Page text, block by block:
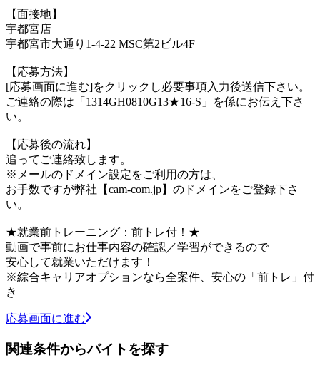
【面接地】
宇都宮店
宇都宮市大通り1-4-22 MSC第2ビル4F
【応募方法】
[応募画面に進む]をクリックし必要事項入力後送信下さい。
ご連絡の際は「1314GH0810G13★16-S」を係にお伝え下さ
い。
【応募後の流れ】
追ってご連絡致します。
※メールのドメイン設定をご利用の方は、
お手数ですが弊社【cam-com.jp】のドメインをご登録下さ
い。
★就業前トレーニング：前トレ付！★
動画で事前にお仕事内容の確認／学習ができるので
安心して就業いただけます！
※綜合キャリアオプションなら全案件、安心の「前トレ」付
き
応募画面に進む
関連条件からバイトを探す